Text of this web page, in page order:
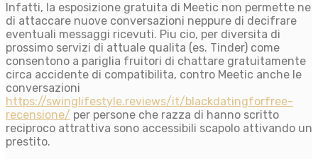
Infatti, la esposizione gratuita di Meetic non permette ne
di attaccare nuove conversazioni neppure di decifrare
eventuali messaggi ricevuti. Piu cio, per diversita di
prossimo servizi di attuale qualita (es. Tinder) come
consentono a pariglia fruitori di chattare gratuitamente
circa accidente di compatibilita, contro Meetic anche le
conversazioni
https://swinglifestyle.reviews/it/blackdatingforfree-
recensione/ per persone che razza di hanno scritto
reciproco attrattiva sono accessibili scapolo attivando un
prestito.